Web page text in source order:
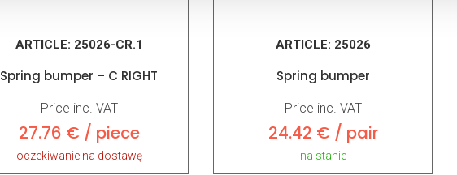
ARTICLE: 25026-CR.1
Spring bumper – C RIGHT
Price inc. VAT
27.76 € / piece
oczekiwanie na dostawę
ARTICLE: 25026
Spring bumper
Price inc. VAT
24.42 € / pair
na stanie